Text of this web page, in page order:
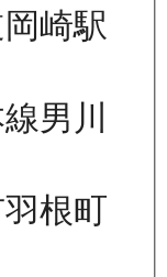
崎駅
男川
根町